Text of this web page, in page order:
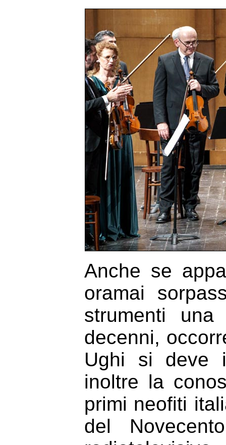
Anche se
oramai
strumenti
decenni,
Ughi si deve
inoltre la
primi neofiti
del